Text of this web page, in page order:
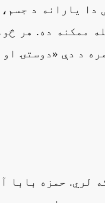
دا یارانه د
ممکنه ده. هر
د دې «دوستۍ
لري. حمزه بابا